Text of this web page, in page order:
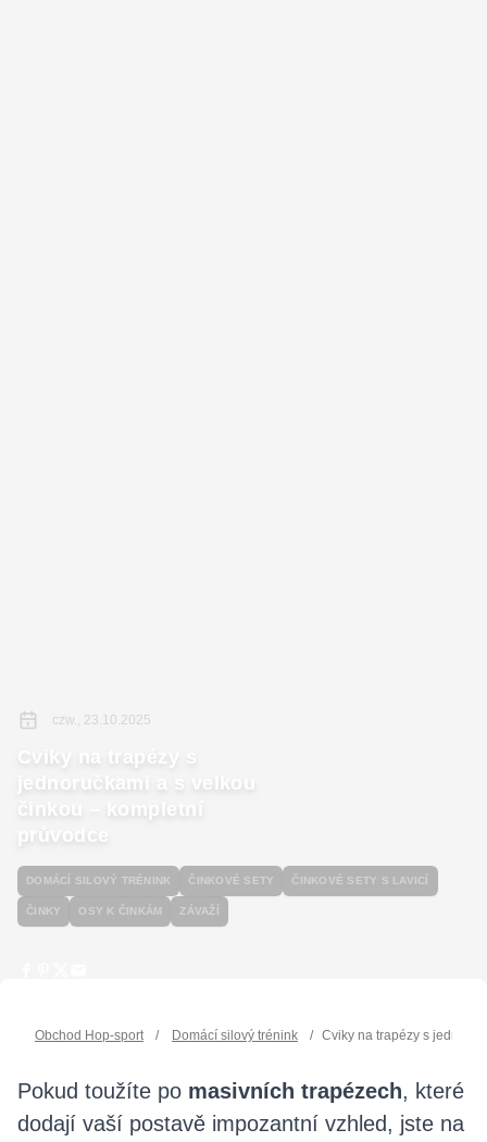
czw., 23.10.2025
Cviky na trapézy s
jednoručkami a s velkou
činkou – kompletní
průvodce
DOMÁCÍ SILOVÝ TRÉNINK ČINKOVÉ SETY ČINKOVÉ SETY S LAVICÍ
ČINKY OSY K ČINKÁM ZÁVAŽÍ
Obchod Hop-sport / Domácí silový trénink / Cviky na trapézy s
Pokud toužíte po masivních trapézech, které
dodají vaší postavě impozantní vzhled, jste na